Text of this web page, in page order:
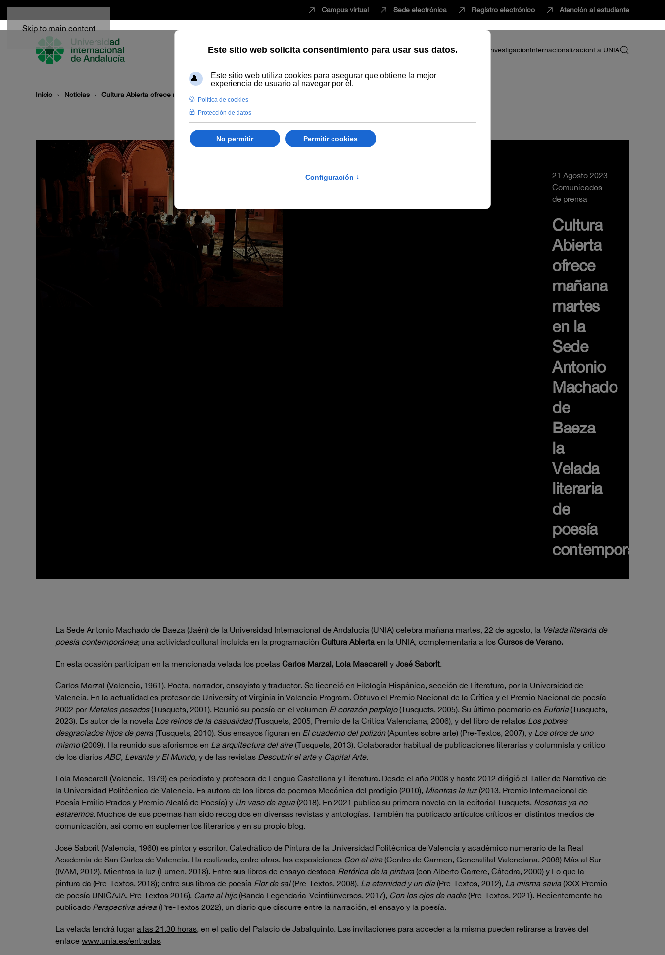
Skip to main content
Campus virtual Sede electrónica Registro electrónico Atención al estudiante
EstudiarInnovaciónVida universitariaProfesorado InvestigaciónInternacionalizaciónLa UNIA
Inicio Noticias Cultura Abierta ofrece mañana martes en la Sede Antonio Machado de Baeza la Velada literaria de poesía contemporánea
21 Agosto 2023
Comunicados
de prensa
Cultura
Abierta
ofrece
mañana
martes
en la
Sede
Antonio
Machado
de
Baeza
la
Velada
literaria
de
poesía
contemporánea
La Sede Antonio Machado de Baeza (Jaén) de la Universidad Internacional de Andalucía (UNIA) celebra mañana martes, 22 de agosto, la Velada literaria de
poesía contemporánea; una actividad cultural incluida en la programación Cultura Abierta en la UNIA, complementaria a los Cursos de Verano.
En esta ocasión participan en la mencionada velada los poetas Carlos Marzal, Lola Mascarell y José Saborit.
Carlos Marzal (Valencia, 1961). Poeta, narrador, ensayista y traductor. Se licenció en Filología Hispánica, sección de Literatura, por la Universidad de
Valencia. En la actualidad es profesor de University of Virginia in Valencia Program. Obtuvo el Premio Nacional de la Crítica y el Premio Nacional de poesía
2002 por Metales pesados(Tusquets, 2001). Reunió su poesía en el volumen El corazón perplejo(Tusquets, 2005). Su último poemario es Euforia (Tusquets,
2023). Es autor de la novela Los reinos de la casualidad(Tusquets, 2005, Premio de la Crítica Valenciana, 2006), y del libro de relatos Los pobres
desgraciados hijos de perra (Tusquets, 2010). Sus ensayos figuran en El cuaderno del polizón(Apuntes sobre arte) (Pre-Textos, 2007), y Los otros de uno
mismo(2009). Ha reunido sus aforismos en La arquitectura del aire(Tusquets, 2013). Colaborador habitual de publicaciones literarias y columnista y crítico
de los diarios ABC, Levante y El Mundo, y de las revistas Descubrir el artey Capital Arte.
Lola Mascarell (Valencia, 1979) es periodista y profesora de Lengua Castellana y Literatura. Desde el año 2008 y hasta 2012 dirigió el Taller de Narrativa de
la Universidad Politécnica de Valencia. Es autora de los libros de poemas Mecánica del prodigio (2010), Mientras la luz(2013, Premio Internacional de
Poesía Emilio Prados y Premio Alcalá de Poesía) y Un vaso de agua (2018). En 2021 publica su primera novela en la editorial Tusquets, Nosotras ya no
estaremos. Muchos de sus poemas han sido recogidos en diversas revistas y antologías. También ha publicado artículos críticos en distintos medios de
comunicación, así como en suplementos literarios y en su propio blog.
José Saborit (Valencia, 1960) es pintor y escritor. Catedrático de Pintura de la Universidad Politécnica de Valencia y académico numerario de la Real
Academia de San Carlos de Valencia. Ha realizado, entre otras, las exposiciones Con el aire(Centro de Carmen, Generalitat Valenciana, 2008) Más al Sur
(IVAM, 2012), Mientras la luz (Lumen, 2018). Entre sus libros de ensayo destaca Retórica de la pintura (con Alberto Carrere, Cátedra, 2000) y Lo que la
pintura da (Pre-Textos, 2018); entre sus libros de poesía Flor de sal(Pre-Textos, 2008), La eternidad y un día (Pre-Textos, 2012), La misma savia (XXX Premio
de poesía UNICAJA, Pre-Textos 2016), Carta al hijo(Banda Legendaria-Veintiúnversos, 2017), Con los ojos de nadie(Pre-Textos, 2021). Recientemente ha
publicado Perspectiva aérea (Pre-Textos 2022), un diario que discurre entre la narración, el ensayo y la poesía.
La velada tendrá lugara las 21.30 horas, en el patio del Palacio de Jabalquinto. Las invitaciones para acceder a la misma pueden retirarse a través del
enlace www.unia.es/entradas